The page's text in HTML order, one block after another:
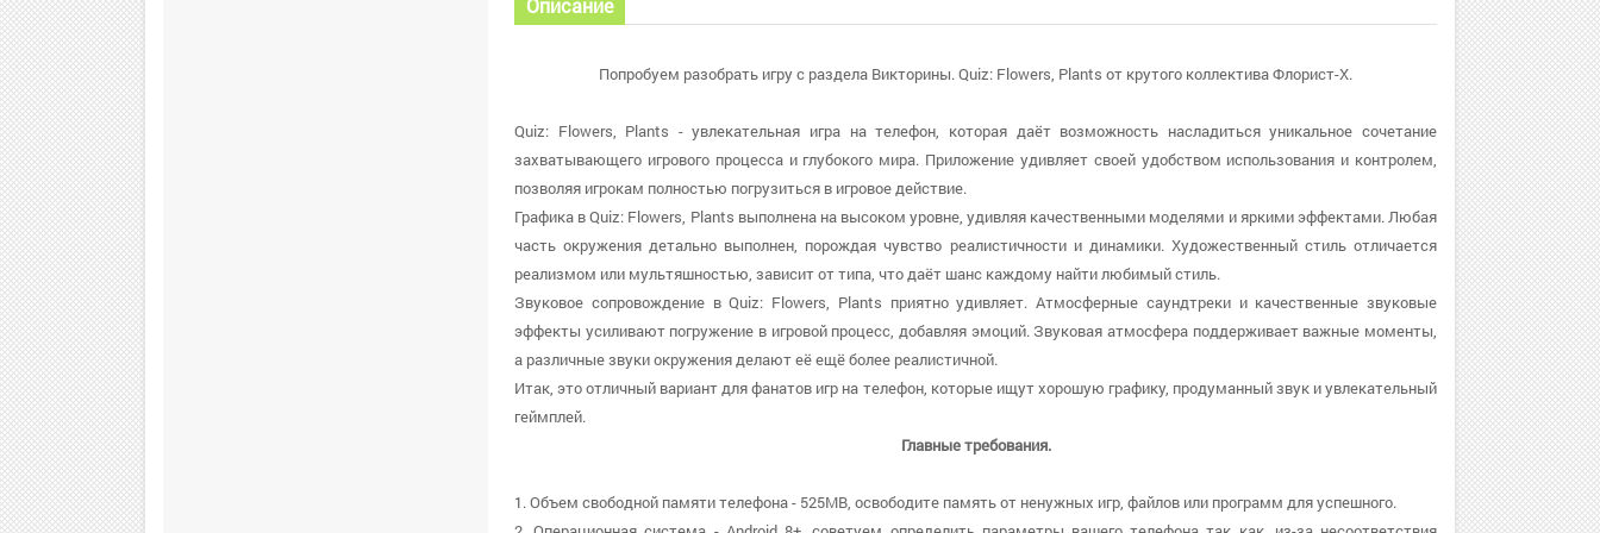
Описание
Попробуем разобрать игру с раздела Викторины. Quiz: Flowers, Plants от крутого коллектива Флорист-X.
Quiz: Flowers, Plants - увлекательная игра на телефон, которая даёт возможность насладиться уникальное сочетание
захватывающего игрового процесса и глубокого мира. Приложение удивляет своей удобством использования и контролем,
позволяя игрокам полностью погрузиться в игровое действие.
Графика в Quiz: Flowers, Plants выполнена на высоком уровне, удивляя качественными моделями и яркими эффектами. Любая
часть окружения детально выполнен, порождая чувство реалистичности и динамики. Художественный стиль отличается
реализмом или мультяшностью, зависит от типа, что даёт шанс каждому найти любимый стиль.
Звуковое сопровождение в Quiz: Flowers, Plants приятно удивляет. Атмосферные саундтреки и качественные звуковые
эффекты усиливают погружение в игровой процесс, добавляя эмоций. Звуковая атмосфера поддерживает важные моменты,
а различные звуки окружения делают её ещё более реалистичной.
Итак, это отличный вариант для фанатов игр на телефон, которые ищут хорошую графику, продуманный звук и увлекательный
геймплей.
Главные требования.
1. Объем свободной памяти телефона - 525MB, освободите память от ненужных игр, файлов или программ для успешного.